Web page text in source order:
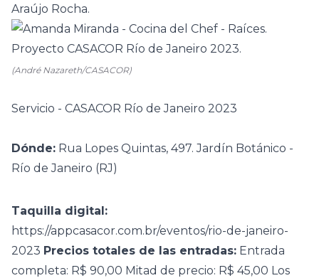
Araújo Rocha.
(André Nazareth/CASACOR)
Servicio - CASACOR Río de Janeiro 2023
Dónde: Rua Lopes Quintas, 497. Jardín Botánico -
Río de Janeiro (RJ)
Taquilla digital:
https://appcasacor.com.br/eventos/rio-de-janeiro-
2023 Precios totales de las entradas: Entrada
completa: R$ 90,00 Mitad de precio: R$ 45,00 Los